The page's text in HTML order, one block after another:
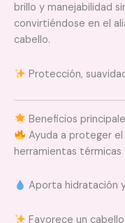
brillo y manejabilidad
convirtiéndose en el
cabello.
Protección,
Beneficios
Ayuda a proteger
herramientas térmicas
Aporta hidratación
Favorece un